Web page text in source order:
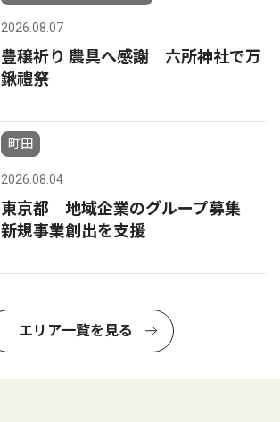
2026.08.07
豊穣祈り 農具へ感謝 六所神社で万
鍬禮祭
町田
2026.08.04
東京都 地域企業のグループ募集
新規事業創出を支援
エリア一覧を見る